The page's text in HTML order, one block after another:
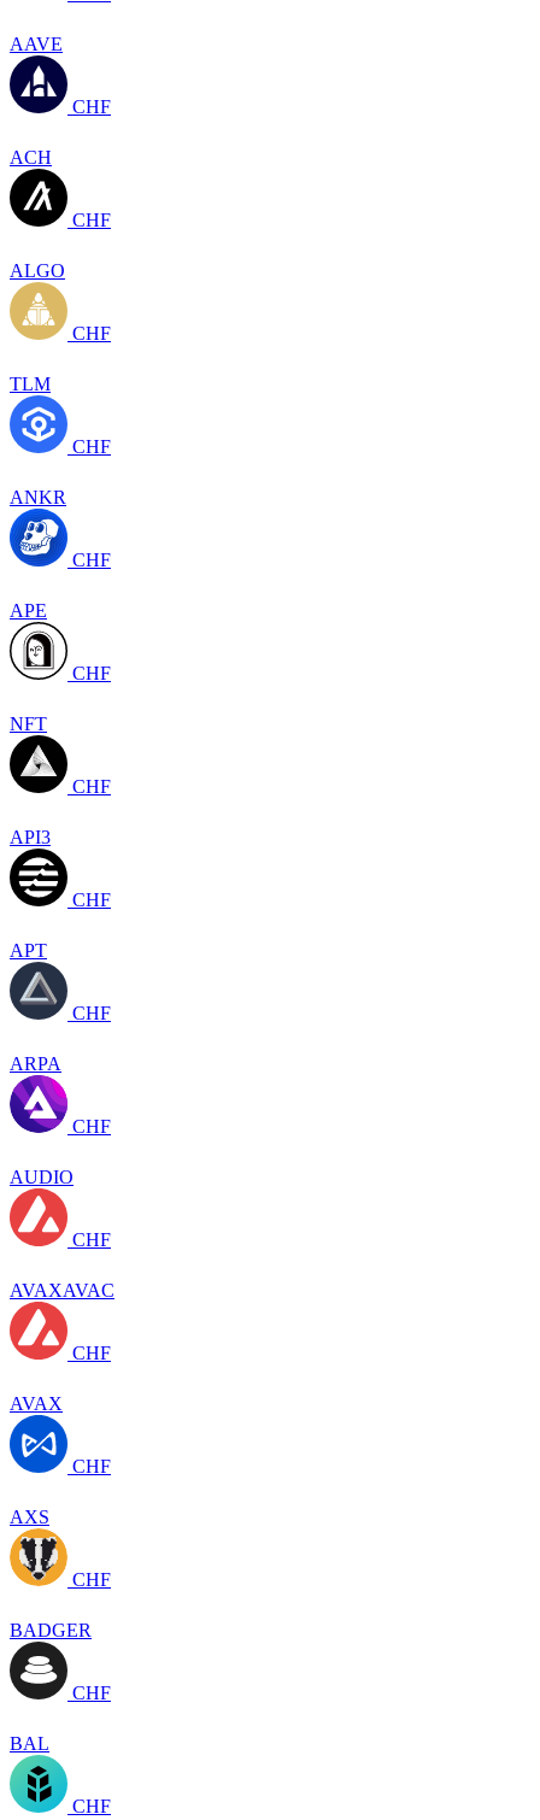
AAVE
CHF
ACH
CHF
ALGO
CHF
TLM
CHF
ANKR
CHF
APE
CHF
NFT
CHF
API3
CHF
APT
CHF
ARPA
CHF
AUDIO
CHF
AVAXAVAC
CHF
AVAX
CHF
AXS
CHF
BADGER
CHF
BAL
CHF